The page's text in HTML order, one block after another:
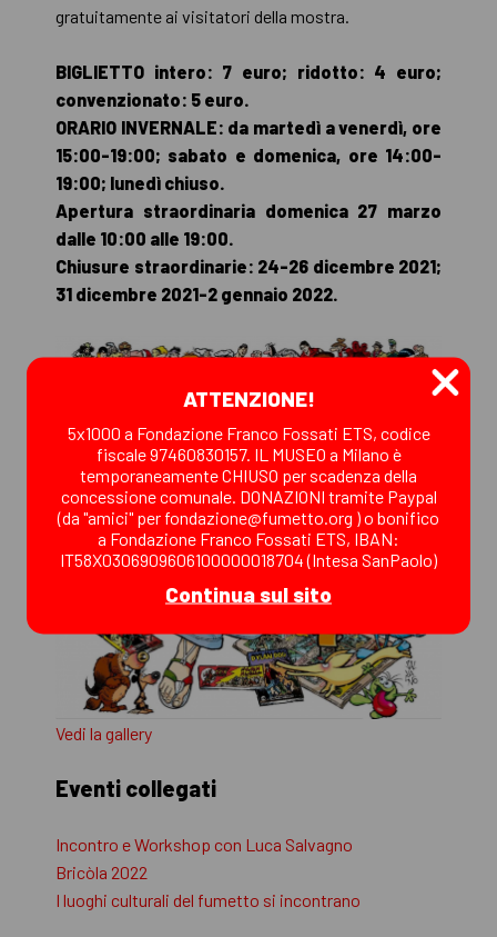
gratuitamente ai visitatori della mostra.
BIGLIETTO intero: 7 euro; ridotto: 4 euro;
convenzionato: 5 euro.
ORARIO INVERNALE: da martedì a venerdì, ore
15:00-19:00; sabato e domenica, ore 14:00-
19:00; lunedì chiuso.
Apertura straordinaria domenica 27 marzo
dalle 10:00 alle 19:00.
Chiusure straordinarie: 24-26 dicembre 2021;
31 dicembre 2021-2 gennaio 2022.
Vedi la gallery
Eventi collegati
Incontro e Workshop con Luca Salvagno
Bricòla 2022
I luoghi culturali del fumetto si incontrano
ATTENZIONE!
5x1000 a Fondazione Franco Fossati ETS, codice
fiscale 97460830157. IL MUSEO a Milano è
temporaneamente CHIUSO per scadenza della
concessione comunale. DONAZIONI tramite Paypal
(da "amici" per fondazione@fumetto.org ) o bonifico
a Fondazione Franco Fossati ETS, IBAN:
IT58X0306909606100000018704 (Intesa SanPaolo)
Continua sul sito